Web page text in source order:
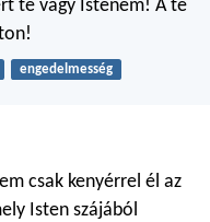
te vagy Istenem! A te
engedelmesség
csak kenyérrel él az
Isten szájából